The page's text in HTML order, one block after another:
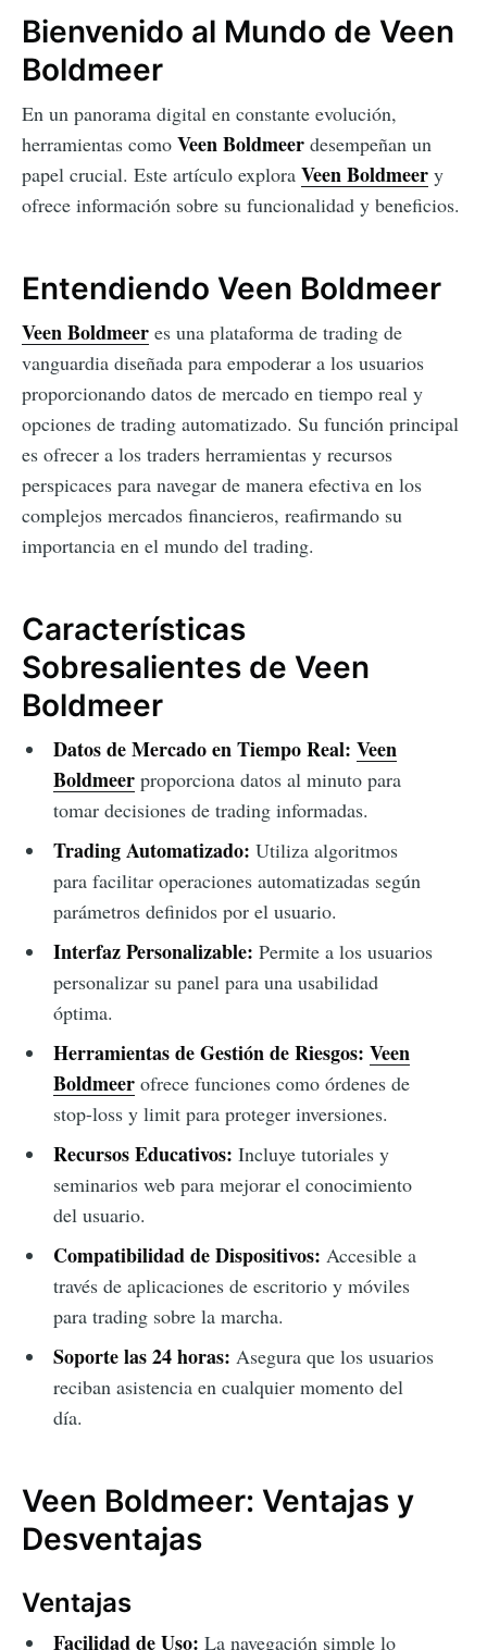
Bienvenido al Mundo de Veen
Boldmeer
En un panorama digital en constante evolución,
herramientas como Veen Boldmeer desempeñan un
papel crucial. Este artículo explora Veen Boldmeer y
ofrece información sobre su funcionalidad y beneficios.
Entendiendo Veen Boldmeer
Veen Boldmeer es una plataforma de trading de
vanguardia diseñada para empoderar a los usuarios
proporcionando datos de mercado en tiempo real y
opciones de trading automatizado. Su función principal
es ofrecer a los traders herramientas y recursos
perspicaces para navegar de manera efectiva en los
complejos mercados financieros, reafirmando su
importancia en el mundo del trading.
Características
Sobresalientes de Veen
Boldmeer
Datos de Mercado en Tiempo Real: Veen
Boldmeerproporciona datos al minuto para
tomar decisiones de trading informadas.
Trading Automatizado: Utiliza algoritmos
para facilitar operaciones automatizadas según
parámetros definidos por el usuario.
Interfaz Personalizable: Permite a los usuarios
personalizar su panel para una usabilidad
óptima.
Herramientas de Gestión de Riesgos: Veen
Boldmeerofrece funciones como órdenes de
stop-loss y limit para proteger inversiones.
Recursos Educativos: Incluye tutoriales y
seminarios web para mejorar el conocimiento
del usuario.
Compatibilidad de Dispositivos: Accesible a
través de aplicaciones de escritorio y móviles
para trading sobre la marcha.
Soporte las 24 horas: Asegura que los usuarios
reciban asistencia en cualquier momento del
día.
Veen Boldmeer: Ventajas y
Desventajas
Ventajas
Facilidad de Uso: La navegación simple lo